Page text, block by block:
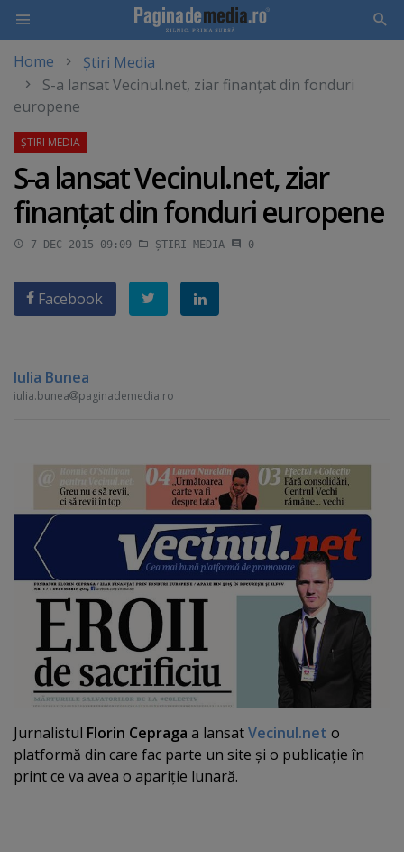
main
content
Home
Știri Media
S-a lansat Vecinul.net, ziar finanţat din fonduri
europene
S-a lansat Vecinul.net, ziar
finanţat din fonduri europene
7 DEC 2015 09:09 ȘTIRI MEDIA 0
Facebook
Iulia Bunea
iulia.bunea paginademedia.ro
Jurnalistul Florin Cepraga a lansatVecinul.net o
platformă din care fac parte un site şi o publicaţie în
print ce va avea o apariţie lunară.